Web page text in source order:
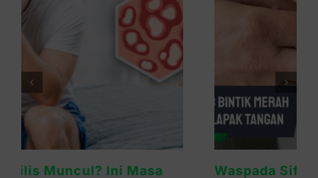
Waspada Sifilis Bintik Merah di Telapak